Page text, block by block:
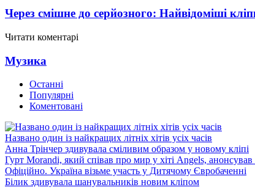
Через смішне до серйозного: Найвідоміші
Читати коментарі
Музика
Останні
Популярні
Коментовані
Названо один із найкращих літніх хітів усіх часів
Анна Трінчер здивувала сміливим образом у новому кліпі
Гурт Morandi, який співав про мир у хіті Angels, анонсував
Офіційно. Україна візьме участь у Дитячому Євробаченні
Білик здивувала шанувальників новим кліпом